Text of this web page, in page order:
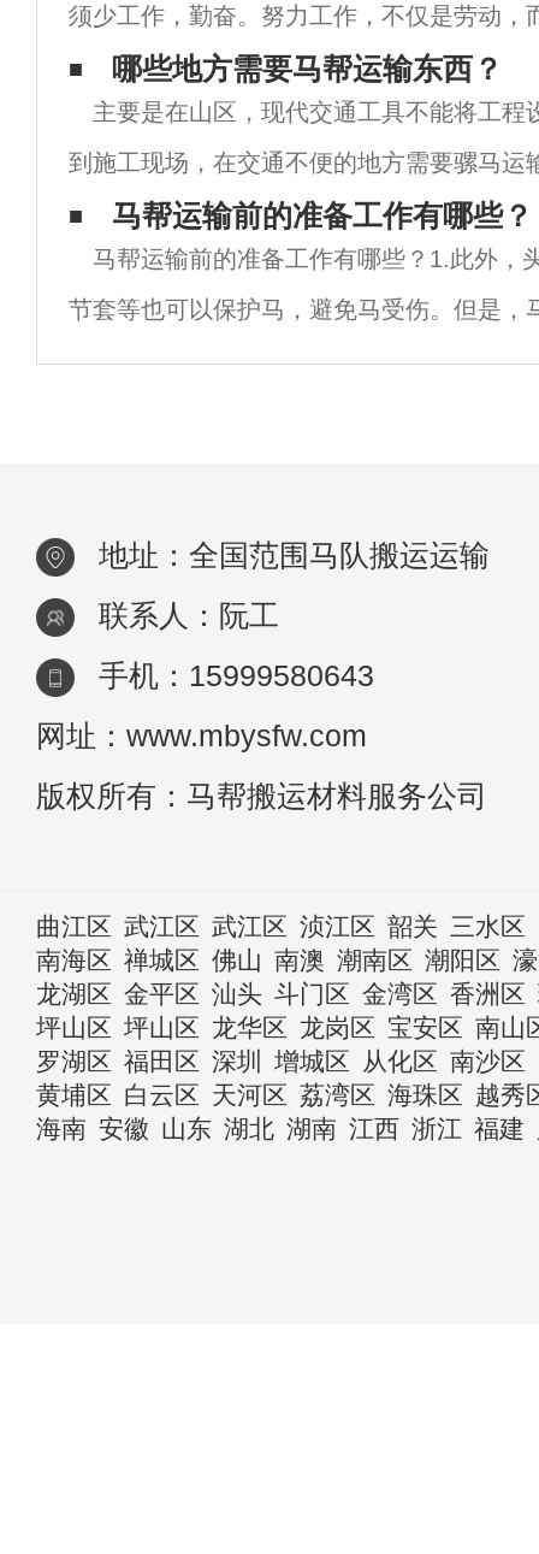
须少工作，勤奋。努力工作，不仅是劳动，
劳。他们年复一年地离开了家。我们应该随
然环境和恶劣的天气，始终跟上机会，抓住
哪些地方需要马帮运输东西？
主要是在山区，现代交通工具不能将工程
到施工现场，在交通不便的地方需要骡马运
驯化，骡子育种技术，每头骡子都非常强壮
无法完成的运输工作。专门用于将货物运输
马帮运输前的准备工作有哪些？
马帮运输前的准备工作有哪些？1.此外，
节套等也可以保护马，避免马受伤。但是，
据每匹马的不同特点考虑护具的选择和使用
地址：全国范围马队搬运运输
联系人：阮工
手机：15999580643
网址：www.mbysfw.com
版权所有：马帮搬运材料服务公司
曲江区 武江区 武江区 浈江区 韶关 三水区
南海区 禅城区 佛山 南澳 潮南区 潮阳区
龙湖区 金平区 汕头 斗门区 金湾区 香洲区
坪山区 坪山区 龙华区 龙岗区 宝安区 南山
罗湖区 福田区 深圳 增城区 从化区 南沙区
黄埔区 白云区 天河区 荔湾区 海珠区 越秀
海南 安徽 山东 湖北 湖南 江西 浙江 福建